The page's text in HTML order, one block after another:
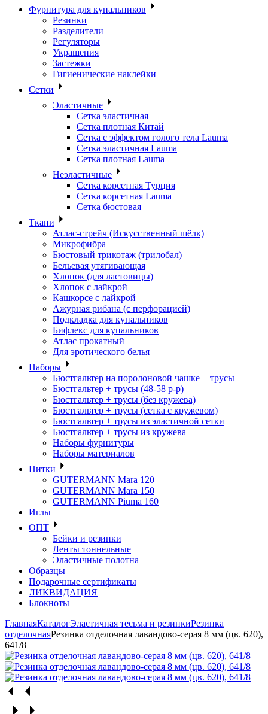
Фурнитура для купальников
Резинки
Разделители
Регуляторы
Украшения
Застежки
Гигиенические наклейки
Сетки
Эластичные
Сетка эластичная
Сетка плотная Китай
Сетка с эффектом голого тела Lauma
Сетка эластичная Lauma
Сетка плотная Lauma
Неэластичные
Сетка корсетная Турция
Сетка корсетная Lauma
Сетка бюстовая
Ткани
Атлас-стрейч (Искусственный шёлк)
Микрофибра
Бюстовый трикотаж (трилобал)
Бельевая утягивающая
Хлопок (для ластовицы)
Хлопок с лайкрой
Кашкорсе с лайкрой
Ажурная рибана (с перфорацией)
Подкладка для купальников
Бифлекс для купальников
Атлас прокатный
Для эротического белья
Наборы
Бюстгальтер на поролоновой чашке + трусы
Бюстгальтер + трусы (48-58 р-р)
Бюстгальтер + трусы (без кружева)
Бюстгальтер + трусы (сетка с кружевом)
Бюстгальтер + трусы из эластичной сетки
Бюстгальтер + трусы из кружева
Наборы фурнитуры
Наборы материалов
Нитки
GUTERMANN Mara 120
GUTERMANN Mara 150
GUTERMANN Piuma 160
Иглы
ОПТ
Бейки и резинки
Ленты тоннельные
Эластичные полотна
Образцы
Подарочные сертификаты
ЛИКВИДАЦИЯ
Блокноты
ГлавнаяКаталогЭластичная тесьма и резинкиРезинка
отделочнаяРезинка отделочная лавандово-серая 8 мм (цв. 620),
641/8